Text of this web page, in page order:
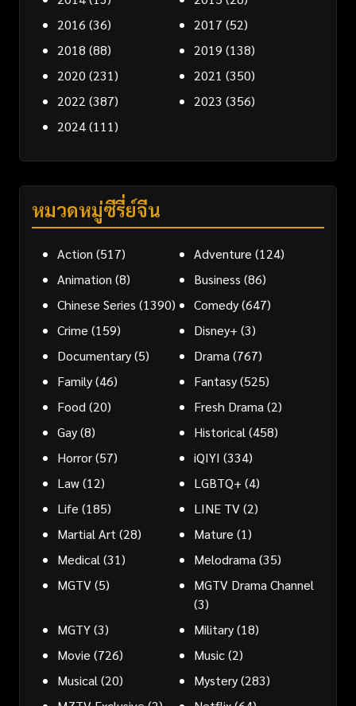
2016 (36) 2017 (52)
2018 (88) 2019 (138)
2020 (231) 2021 (350)
2022 (387) 2023 (356)
2024(111)
หมวดหมู่ซีรี่ย์จีน
Action (517) Adventure (124)
Animation (8) Business (86)
Chinese Series (1390) Comedy(647)
Crime (159) Disney+ (3)
Documentary(5) Drama(767)
Family(46) Fantasy(525)
Food(20) Fresh Drama(2)
Gay(8) Historical(458)
Horror(57) iQIYI (334)
Law(12) LGBTQ+ (4)
Life (185) LINE TV(2)
Martial Art(28) Mature (1)
Medical(31) Melodrama(35)
MGTV(5)
MGTV Drama Channel
(3)
MGTY(3) Military(18)
Movie (726) Music(2)
Musical(20) Mystery(283)